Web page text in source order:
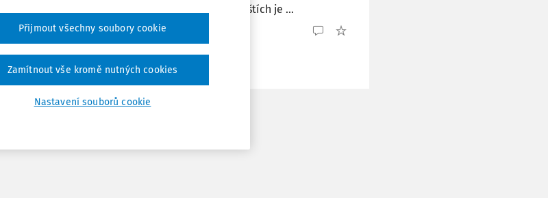
řízení bezpečnosti a ochrany zdraví na pracovištích je ...
Vydáno:6. 9. 2017 / 30 minut čtení
Nastavení souborů cookie
Zamítnout vše kromě nutných cookies
Přijmout všechny soubory cookie